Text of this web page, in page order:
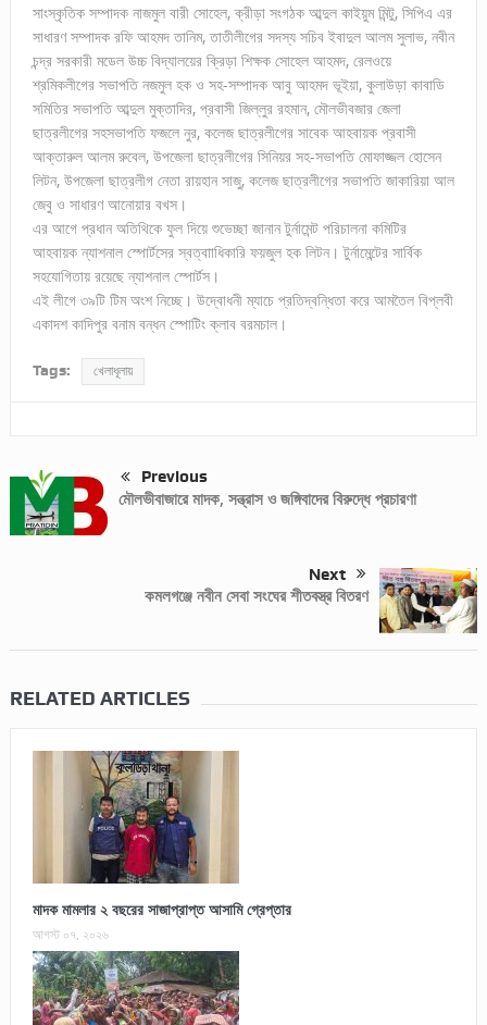
সাংস্কৃতিক সম্পাদক নাজমুল বারী সোহেল, ক্রীড়া সংগঠক আব্দুল কাইয়ুম মিন্টু, সিপিএ এর
সাধারণ সম্পাদক রফি আহমদ তানিম, তাতীলীগের সদস্য সচিব ইবাদুল আলম সুলাভ, নবীন
চন্দ্র সরকারী মডেল উচ্চ বিদ্যালয়ের ক্রিড়া শিক্ষক সোহেল আহমদ, রেলওয়ে
শ্রমিকলীগের সভাপতি নজমুল হক ও সহ-সম্পাদক আবু আহমদ ভূইয়া, কুলাউড়া কাবাডি
সমিতির সভাপতি আব্দুল মুক্তাদির, প্রবাসী জিল্লুর রহমান, মৌলভীবজার জেলা
ছাত্রলীগের সহসভাপতি ফজলে নুর, কলেজ ছাত্রলীগের সাবেক আহবায়ক প্রবাসী
আক্তারুল আলম রুবেল, উপজেলা ছাত্রলীগের সিনিয়র সহ-সভাপতি মোফাজ্জল হোসেন
লিটন, উপজেলা ছাত্রলীগ নেতা রায়হান সাজু, কলেজ ছাত্রলীগের সভাপতি জাকারিয়া আল
জেবু ও সাধারণ আনোয়ার বখস।
এর আগে প্রধান অতিথিকে ফুল দিয়ে শুভেচ্ছা জানান টুর্নামেন্ট পরিচালনা কমিটির
আহবায়ক ন্যাশনাল স্পোর্টসের স্বত্বাাধিকারি ফয়জুল হক লিটন। টুর্নামেন্টের সার্বিক
সহযোগিতায় রয়েছে ন্যাশনাল স্পোর্টস।
এই লীগে ৩৯টি টিম অংশ নিচ্ছে। উদ্বোধনী ম্যাচে প্রতিদ্বন্ধিতা করে আমতৈল বিপ্লবী
একাদশ কাদিপুর বনাম বন্ধন স্পোটিং ক্লাব বরমচাল।
Tags: খেলাধূলায়
Previous
মৌলভীবাজারে মাদক, সন্ত্রাস ও জঙ্গিবাদের বিরুদ্ধে প্রচারণা
Next
কমলগঞ্জে নবীন সেবা সংঘের শীতবস্ত্র বিতরণ
RELATED ARTICLES
মাদক মামলার ২ বছরের সাজাপ্রাপ্ত আসামি গ্রেপ্তার
আগস্ট ০৭, ২০২৬